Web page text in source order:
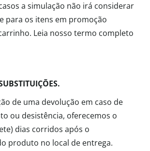
a simulação não irá considerar
para os itens em promoção
Leia nosso termo completo
de uma devolução em caso de
ou desistência, oferecemos o
dias corridos após o
produto no local de entrega.